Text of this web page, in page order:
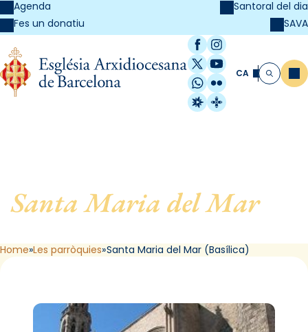
Agenda
Fes un donatiu
Santoral del dia
SAVA
Facebook
Instagram
X / Twitter
YouTube
WhatsApp
Flickr
Radio Estel
Catalunya
CA Cerca
Santa Maria del Mar, de
Home Les parròquies Santa Maria del Mar (Basílica)